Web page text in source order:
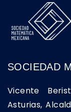
SOCIEDAD
Vicente
Asturias,